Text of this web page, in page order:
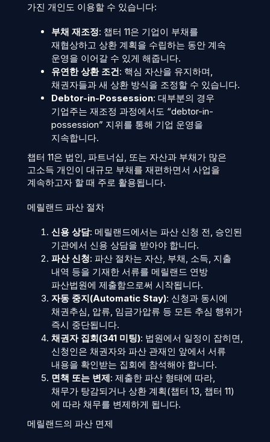
가진 개인도 이용할 수 있습니다:
부채 재조정: 챕터 11은 기업이 부채를
재협상하고 상환 계획을 수립하는 동안 계속
운영을 이어갈 수 있게 해줍니다.
유연한 상환 조건: 핵심 자산을 유지하며,
채권자들과 새 상환 방식을 조정할 수 있습니다.
Debtor-in-Possession: 대부분의 경우
기업주는 재조정 과정에서도 “debtor-in-
possession” 지위를 통해 기업 운영을
지속합니다.
챕터 11은 법인, 파트너십, 또는 자산과 부채가 많은
고소득 개인이 대규모 부채를 재편하면서 사업을
계속하고자 할 때 주로 활용됩니다.
메릴랜드 파산 절차
신용 상담: 메릴랜드에서는 파산 신청 전, 승인된
기관에서 신용 상담을 받아야 합니다.
파산 신청: 파산 절차는 자산, 부채, 소득, 지출
내역 등을 기재한 서류를 메릴랜드 연방
파산법원에 제출함으로써 시작됩니다.
자동 중지(Automatic Stay): 신청과 동시에
채권추심, 압류, 임금가압류 등 모든 추심 행위가
즉시 중단됩니다.
채권자 집회(341 미팅): 법원에서 일정이 잡히면,
신청인은 채권자와 파산 관재인 앞에서 서류
내용을 확인받는 집회에 참석해야 합니다.
면책 또는 변제: 제출한 파산 형태에 따라,
채무가 탕감되거나 상환 계획(챕터 13, 챕터 11)
에 따라 채무를 변제하게 됩니다.
메릴랜드의 파산 면제